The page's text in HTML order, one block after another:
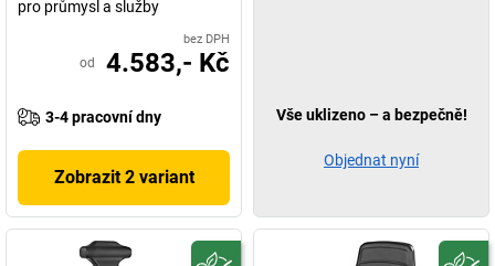
pro průmysl a služby
bez DPH
od 4.583,- Kč
3-4 pracovní dny
Zobrazit 2 variant
Vše uklizeno – a bezpečně!
Objednat nyní